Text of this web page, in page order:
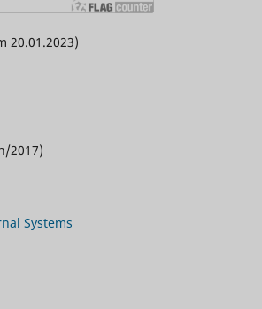
20.01.2023)
2017)
Systems